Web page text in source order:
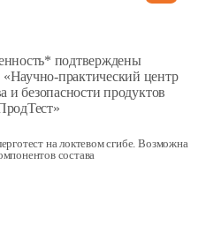
подтверждены
практический центр
и безопасности продуктов
на локтевом сгибе. Возможна
состава